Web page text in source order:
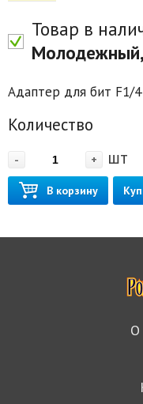
Товар в
Молодежный,
Адаптер для бит F1/
Количество
- + шт
В корзину